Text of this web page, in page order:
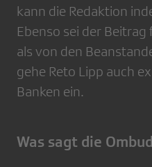
kann die Redaktion
Ebenso sei der
als von den
gehe Reto Lipp auch
Banken ein.
Was sagt die